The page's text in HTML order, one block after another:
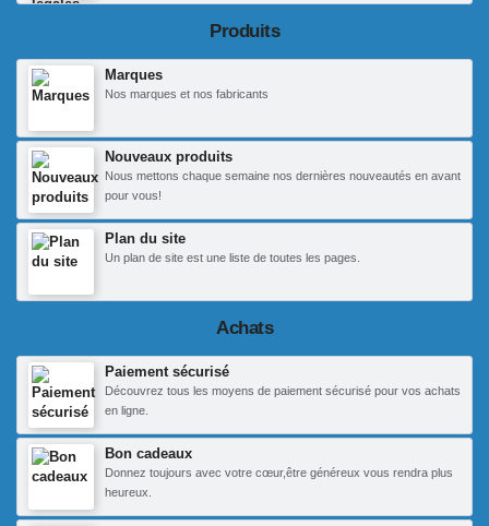
Produits
Marques
Nos marques et nos fabricants
Nouveaux produits
Nous mettons chaque semaine nos dernières nouveautés en avant
pour vous!
Plan du site
Un plan de site est une liste de toutes les pages.
Achats
Paiement sécurisé
Découvrez tous les moyens de paiement sécurisé pour vos achats
en ligne.
Bon cadeaux
Donnez toujours avec votre cœur,être généreux vous rendra plus
heureux.